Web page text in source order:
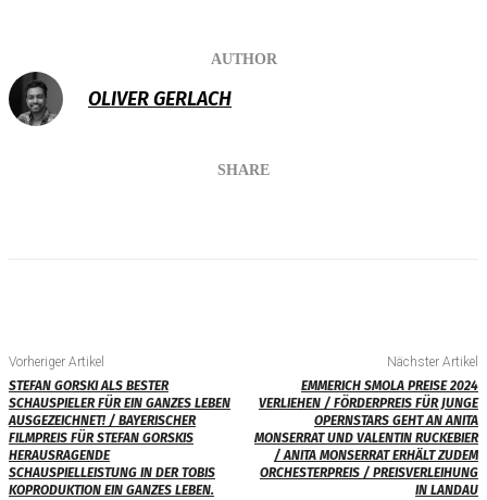
AUTHOR
OLIVER GERLACH
SHARE
Vorheriger Artikel
STEFAN GORSKI ALS BESTER
SCHAUSPIELER FÜR EIN GANZES LEBEN
AUSGEZEICHNET! / BAYERISCHER
FILMPREIS FÜR STEFAN GORSKIS
HERAUSRAGENDE
SCHAUSPIELLEISTUNG IN DER TOBIS
KOPRODUKTION EIN GANZES LEBEN.
Nächster Artikel
EMMERICH SMOLA PREISE 2024
VERLIEHEN / FÖRDERPREIS FÜR JUNGE
OPERNSTARS GEHT AN ANITA
MONSERRAT UND VALENTIN RUCKEBIER
/ ANITA MONSERRAT ERHÄLT ZUDEM
ORCHESTERPREIS / PREISVERLEIHUNG
IN LANDAU